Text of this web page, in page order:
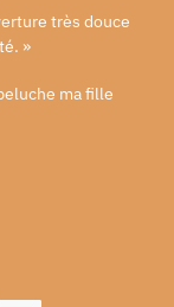
très douce
»
ma fille